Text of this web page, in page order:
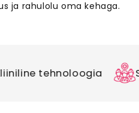
ja rahulolu oma kehaga.